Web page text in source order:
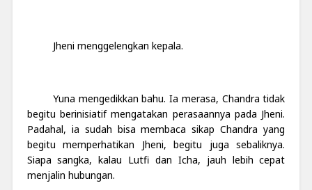
Jheni menggelengkan kepala.
Yuna mengedikkan bahu. Ia merasa, Chandra tidak
begitu berinisiatif mengatakan perasaannya pada Jheni.
Padahal, ia sudah bisa membaca sikap Chandra yang
begitu memperhatikan Jheni, begitu juga sebaliknya.
Siapa sangka, kalau Lutfi dan Icha, jauh lebih cepat
menjalin hubungan.